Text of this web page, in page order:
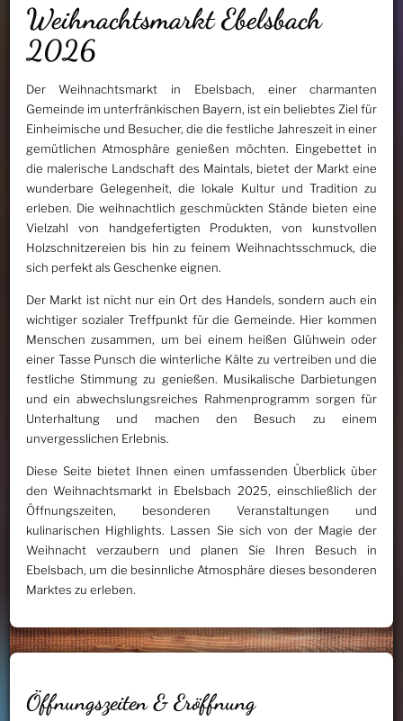
Weihnachtsmarkt Ebelsbach
2026
Der Weihnachtsmarkt in Ebelsbach, einer charmanten
Gemeinde im unterfränkischen Bayern, ist ein beliebtes Ziel für
Einheimische und Besucher, die die festliche Jahreszeit in einer
gemütlichen Atmosphäre genießen möchten. Eingebettet in
die malerische Landschaft des Maintals, bietet der Markt eine
wunderbare Gelegenheit, die lokale Kultur und Tradition zu
erleben. Die weihnachtlich geschmückten Stände bieten eine
Vielzahl von handgefertigten Produkten, von kunstvollen
Holzschnitzereien bis hin zu feinem Weihnachtsschmuck, die
sich perfekt als Geschenke eignen.
Der Markt ist nicht nur ein Ort des Handels, sondern auch ein
wichtiger sozialer Treffpunkt für die Gemeinde. Hier kommen
Menschen zusammen, um bei einem heißen Glühwein oder
einer Tasse Punsch die winterliche Kälte zu vertreiben und die
festliche Stimmung zu genießen. Musikalische Darbietungen
und ein abwechslungsreiches Rahmenprogramm sorgen für
Unterhaltung und machen den Besuch zu einem
unvergesslichen Erlebnis.
Diese Seite bietet Ihnen einen umfassenden Überblick über
den Weihnachtsmarkt in Ebelsbach 2025, einschließlich der
Öffnungszeiten, besonderen Veranstaltungen und
kulinarischen Highlights. Lassen Sie sich von der Magie der
Weihnacht verzaubern und planen Sie Ihren Besuch in
Ebelsbach, um die besinnliche Atmosphäre dieses besonderen
Marktes zu erleben.
Öffnungszeiten & Eröffnung